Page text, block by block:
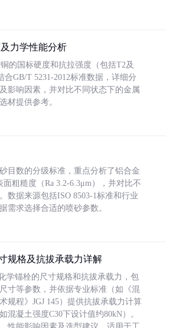
力学性能分析
的国标硬度和抗拉强度（包括T2及
合GB/T 5231-2012标准数据，详细分
影响因素，并对比不同状态下的金属
材提供参考。
目数的分级标准，重点分析了铝合金
面粗糙度（Ra 3.2-6.3μm），并对比不
数据来源包括ISO 8503-1标准和行业
需求选择合适的喷砂参数。
规格及抗拔承载力详解
学锚栓的尺寸规格和抗拔承载力，包
寸等参数，并依据专业标准（如《混
规程》JGJ 145）提供抗拔承载力计算
混凝土强度C30下设计值约80kN）。